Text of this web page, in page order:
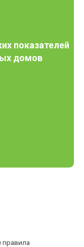
показателей
домов